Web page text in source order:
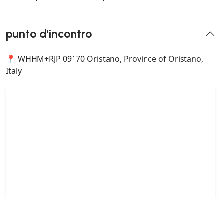
punto d'incontro
📍 WHHM+RJP 09170 Oristano, Province of Oristano,
Italy